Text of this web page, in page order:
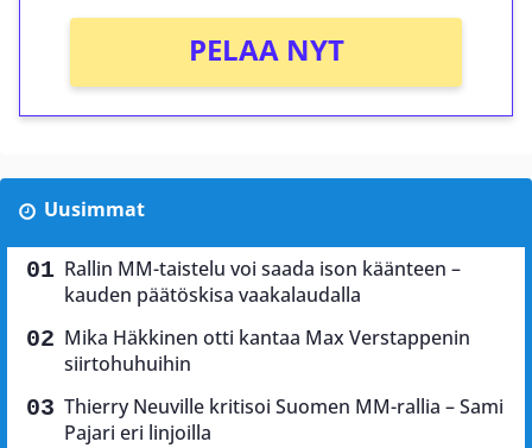
PELAA NYT
Uusimmat
Rallin MM-taistelu voi saada ison käänteen –
kauden päätöskisa vaakalaudalla
Mika Häkkinen otti kantaa Max Verstappenin
siirtohuhuihin
Thierry Neuville kritisoi Suomen MM-rallia – Sami
Pajari eri linjoilla